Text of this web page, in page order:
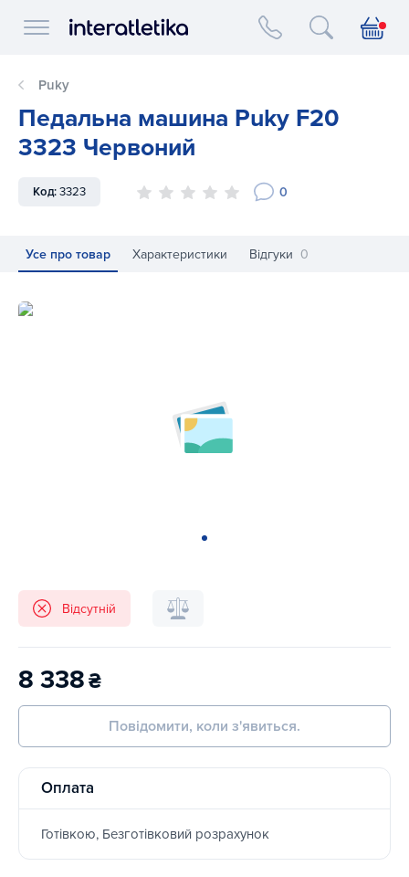
Interatletika logo
Puky
Педальна машина Puky F20
3323 Червоний
Код:3323 0
Усе про товар Характеристики Відгуки 0
Педальна машина Puky F20 3323 Червоний
Відсутній
8 338₴
Повідомити, коли з'явиться.
Оплата
Готівкою, Безготівковий розрахунок